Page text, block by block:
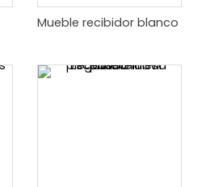
Mueble recibidor blanco